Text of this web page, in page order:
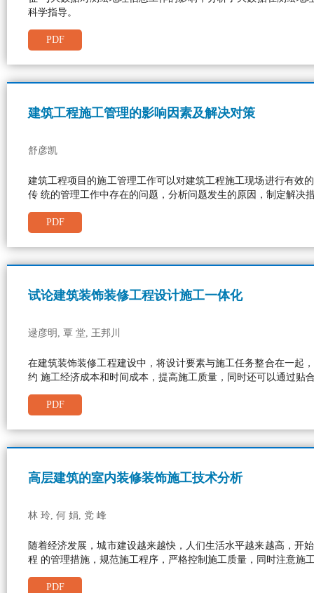
科学指导。
PDF
建筑工程施工管理的影响因素及解决对策
舒彦凯
建筑工程项目的施工管理工作可以对建筑工程施工现场进行有效
传 统的管理工作中存在的问题，分析问题发生的原因，制定解决
PDF
试论建筑装饰装修工程设计施工一体化
逯彦明, 覃 堂, 王邦川
在建筑装饰装修工程建设中，将设计要素与施工任务整合在一起
约 施工经济成本和时间成本，提高施工质量，同时还可以通过贴
PDF
高层建筑的室内装修装饰施工技术分析
林 玲, 何 娟, 党 峰
随着经济发展，城市建设越来越快，人们生活水平越来越高，开
程 的管理措施，规范施工程序，严格控制施工质量，同时注意施
PDF